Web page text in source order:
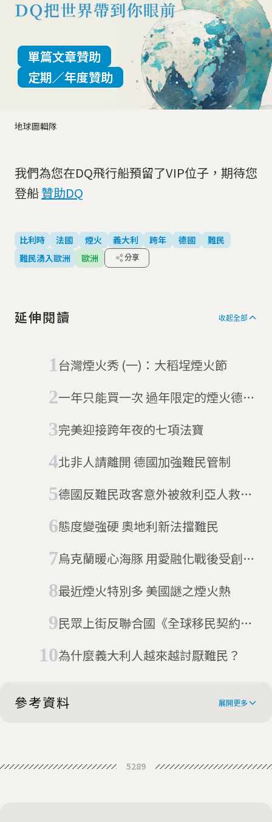
地球圖輯隊
單篇文章贊助
定期／年度贊助
我們為您在DQ飛行船預留了VIP位子，期待您
登船贊助DQ
比利時 法國 煙火 義大利 跨年 德國
難民
難民湧入歐洲
歐洲 分享
延伸閱讀 收起全部
台灣煙火秀 (一)：大稻埕煙火節
一年只能買一次 過年限定的煙火德國
完美迎接跨年夜的七項法寶
北非人請離開 德國加強難民管制
德國反難民政客意外被敘利亞人救了
態度變強硬 奧地利新法擋難民
烏克蘭暖心海豚 用愛融化戰後受創的
最近煙火特別多 美國謎之煙火熱
民眾上街反聯合國《全球移民契約》
為什麼義大利人越來越討厭難民？
參考資料 展開更多
New Year fireworks over trauma
5289